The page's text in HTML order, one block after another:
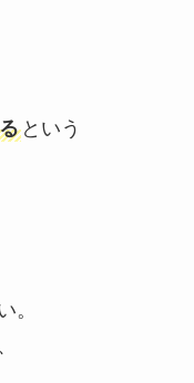
という
。